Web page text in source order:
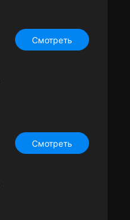
Смотреть
Смотреть